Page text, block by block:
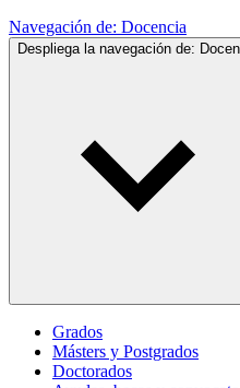
Navegación de: Docencia
Despliega la navegación de:
Grados
Másters y Postgrados
Doctorados